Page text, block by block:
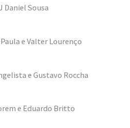
Daniel Sousa
e Valter Lourenço
e Gustavo Roccha
e Eduardo Britto